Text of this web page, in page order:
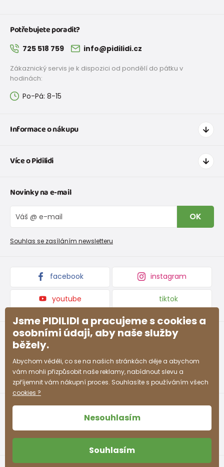
Potřebujete poradit?
725 518 759 info@pidilidi.cz
Zákaznický servis je k dispozici od pondělí do pátku v
hodinách:
Po-Pá: 8-15
Informace o nákupu
Doprava a platba
Tabulka velikostí obuvi
Vrácení zboží a reklamace
Reklamační řád
Více o Pidilidi
O nás
Blog
Velkoobchod PiDiLiDi
Affiliate program
Kolekce zboží
Novinky na e-mail
OK
Souhlas se zasíláním newsletteru
facebook instagram
youtube tiktok
Jsme PIDILIDI a pracujeme s cookies a
osobními údaji, aby naše služby
běžely.
Abychom věděli, co se na našich stránkách děje a abychom
vám mohli přizpůsobit naše reklamy, nabídnout slevu a
zpříjemnit vám nákupní proces. Souhlasíte s používáním všech
cookies ?
Nesouhlasím
Souhlasím